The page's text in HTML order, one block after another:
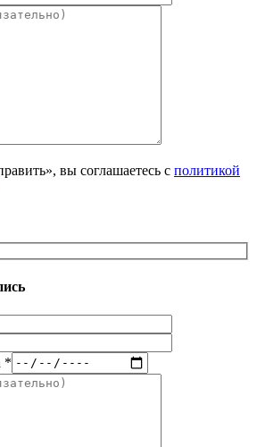
вы соглашаетесь с политикой
*